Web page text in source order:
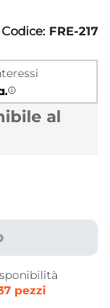
Codice: FRE-217
al
pezzi